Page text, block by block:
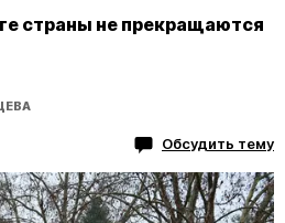
страны не прекращаются
Обсудить тему